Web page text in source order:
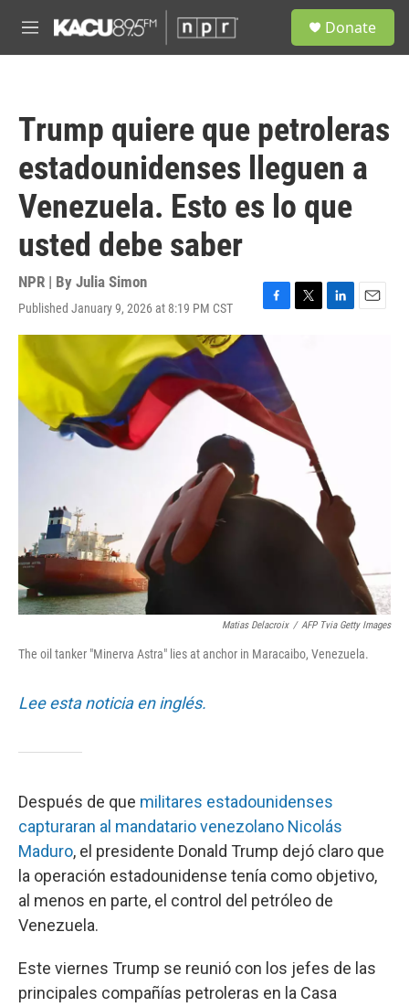
M
e
Donate
Trump quiere que petroleras
estadounidenses lleguen a
Venezuela. Esto es lo que
usted debe saber
NPR | By Julia Simon
Published January 9, 2026 at 8:19 PM CST
F
a
c
e
b
o
o
k
T
e
r
L
E
Matias Delacroix / AFP Tvia Getty Images
The oil tanker "Minerva Astra" lies at anchor in Maracaibo, Venezuela.
Lee esta noticia en inglés.
Después de que militares estadounidenses
capturaran al mandatario venezolano Nicolás
Maduro, el presidente Donald Trump dejó claro que
la operación estadounidense tenía como objetivo,
al menos en parte, el control del petróleo de
Venezuela.
Este viernes Trump se reunió con los jefes de las
principales compañías petroleras en la Casa